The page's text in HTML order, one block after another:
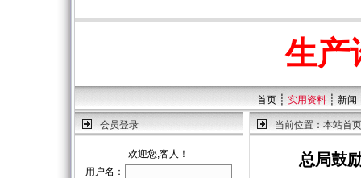
生产
首页 ┊ 实用资料 ┊ 新闻
会员登录
欢迎您,客人！
用户名：
当前位置： 本站首页
总局鼓